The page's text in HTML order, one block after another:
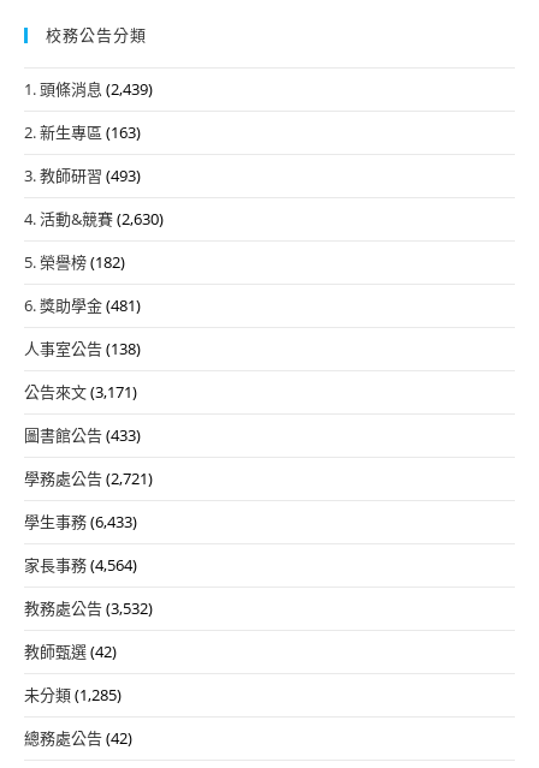
校務公告分類
1. 頭條消息 (2,439)
2. 新生專區 (163)
3. 教師研習 (493)
4. 活動&競賽(2,630)
5. 榮譽榜(182)
6. 獎助學金(481)
人事室公告(138)
公告來文(3,171)
圖書館公告(433)
學務處公告(2,721)
學生事務(6,433)
家長事務(4,564)
教務處公告(3,532)
教師甄選(42)
未分類(1,285)
總務處公告(42)